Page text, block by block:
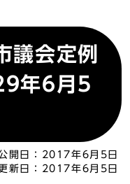
議会定例
年6月5
開日：
2017年6月5日
新日：
2017年6月5日